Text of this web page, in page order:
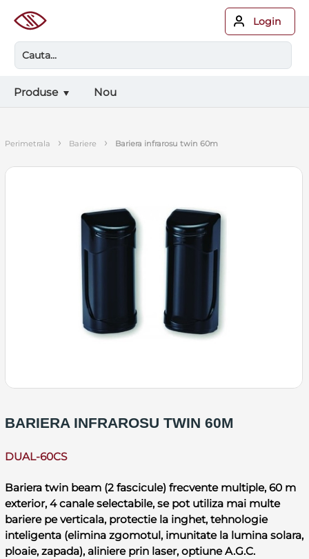
Login
Produse Nou
perimetrala › bariere › bariera infrarosu twin 60m
BARIERA INFRAROSU TWIN 60M
DUAL-60CS
Bariera twin beam (2 fascicule) frecvente multiple, 60 m
exterior, 4 canale selectabile, se pot utiliza mai multe
bariere pe verticala, protectie la inghet, tehnologie
inteligenta (elimina zgomotul, imunitate la lumina solara,
ploaie, zapada), aliniere prin laser, optiune A.G.C.